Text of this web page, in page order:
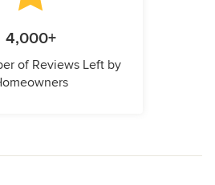
4,000+
of Reviews Left by